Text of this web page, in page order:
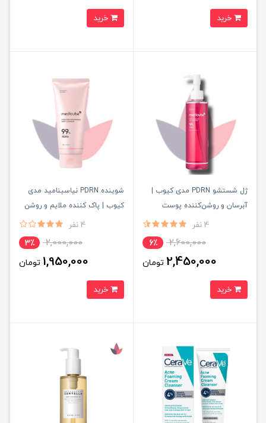
ژل شستشو PDRN مدی کیوب |
آبرسان و روشن‌کننده پوست
4 نفر
2,600,000 6٪
2,450,000 تومان
شوینده PDRN نیاسینامید مدی
کیوب | پاک کننده ملایم و روشن
4 نفر
2,000,000 3٪
1,950,000 تومان